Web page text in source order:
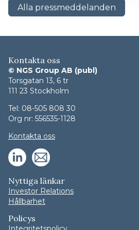
Alla pressmeddelanden
Kontakta oss
© NGS Group AB (publ)
Torsgatan 13, 6 tr
111 23 Stockholm
Tel: 08-505 808 30
Org nr: 556535-1128
Kontakta oss
Nyttiga länkar
Investor Relations
Hållbarhet
Policys